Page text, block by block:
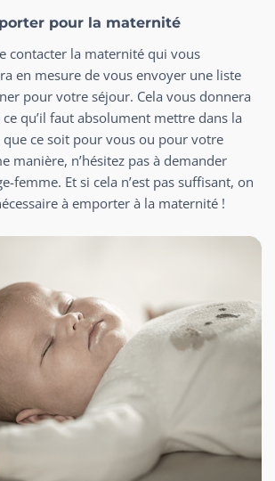
pour la maternité
contacter la maternité qui vous
en mesure de vous envoyer une liste
pour votre séjour. Cela vous donnera
qu’il faut absolument mettre dans la
que ce soit pour vous ou pour votre
manière, n’hésitez pas à demander
femme. Et si cela n’est pas suffisant, on
à emporter à la maternité !